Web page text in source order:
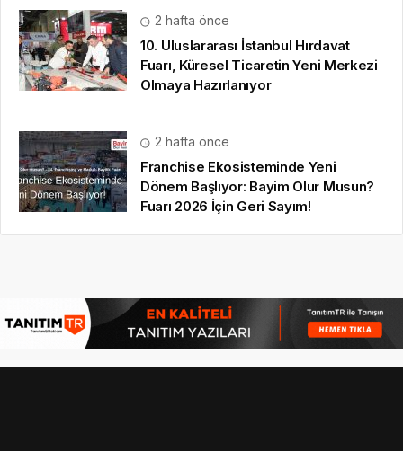
2 hafta önce
10. Uluslararası İstanbul Hırdavat
Fuarı, Küresel Ticaretin Yeni Merkezi
Olmaya Hazırlanıyor
2 hafta önce
Franchise Ekosisteminde Yeni
Dönem Başlıyor: Bayim Olur Musun?
Fuarı 2026 İçin Geri Sayım!